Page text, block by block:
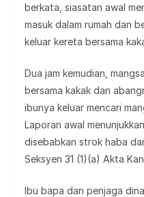
berkata, siasatan awal
masuk dalam rumah dan
keluar kereta bersama
Dua jam kemudian,
bersama kakak dan
ibunya keluar mencari
Laporan awal
disebabkan strok haba
Seksyen 31 (1)(a) Akta
Ibu bapa dan penjaga